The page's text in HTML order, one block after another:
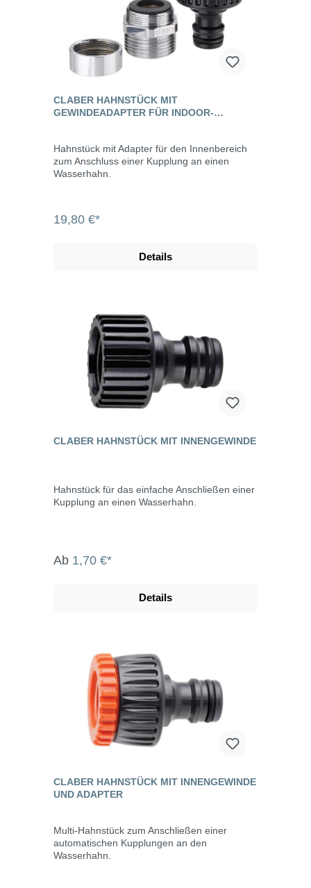
CLABER HAHNSTÜCK MIT
GEWINDEADAPTER FÜR INDOOR-
Hahnstück mit Adapter für den Innenbereich
zum Anschluss einer Kupplung an einen
Wasserhahn.
19,80 €*
Details
CLABER HAHNSTÜCK MIT INNENGEWINDE
Hahnstück für das einfache Anschließen einer
Kupplung an einen Wasserhahn.
Ab 1,70 €*
Details
CLABER HAHNSTÜCK MIT INNENGEWINDE
UND ADAPTER
Multi-Hahnstück zum Anschließen einer
automatischen Kupplungen an den
Wasserhahn.